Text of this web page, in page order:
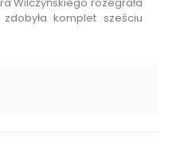
komplet sześciu